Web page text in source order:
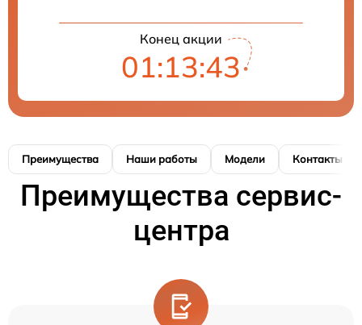
Конец акции
01:13:43
Преимущества Наши работы Модели Контакты
Преимущества сервис-
центра